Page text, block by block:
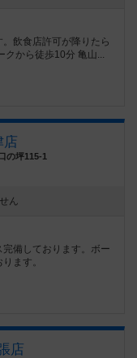
飲食店許可が降りたら
クから徒歩10分 亀山...
店
の坪115-1
ん
備しております。ボー
ます。
店